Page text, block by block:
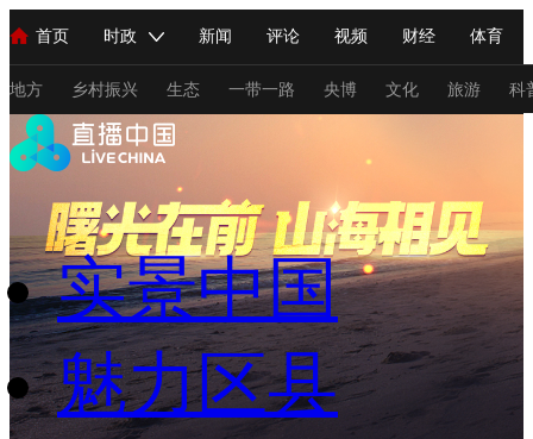
首页 时政 新闻 评论 视频 财经 体育
人民领袖习近平 联播+ 中国领导人 央视快评 习式妙语
直播 栏目大全 节目单 听音 微视频 主持人
海外频道 iPanda English Монгол
地方 乡村振兴 生态 一带一路 央博 文化 旅游 科
总台春晚 网络春晚 秧纪录
新闻 国内 国际 评论 经济 军事 科技
人民领袖习近平 联播+ 热解读 天天学习 习式妙语
视频 小央视频 小央直播 直播中国 熊猫频道
现场 前线 比划 快看 蓝海中国
实景中国
魅力区县